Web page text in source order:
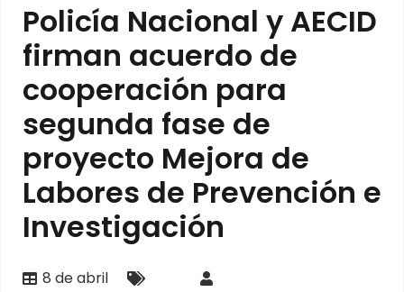
Policía Nacional y AECID
firman acuerdo de
cooperación para
segunda fase de
proyecto Mejora de
Labores de Prevención e
Investigación
8 de abril